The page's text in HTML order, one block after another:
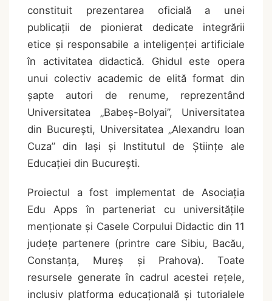
constituit prezentarea oficială a unei
publicații de pionierat dedicate integrării
etice și responsabile a inteligenței artificiale
în activitatea didactică. Ghidul este opera
unui colectiv academic de elită format din
șapte autori de renume, reprezentând
Universitatea „Babeș-Bolyai”, Universitatea
din București, Universitatea „Alexandru Ioan
Cuza” din Iași și Institutul de Științe ale
Educației din București.
Proiectul a fost implementat de Asociația
Edu Apps în parteneriat cu universitățile
menționate și Casele Corpului Didactic din 11
județe partenere (printre care Sibiu, Bacău,
Constanța, Mureș și Prahova). Toate
resursele generate în cadrul acestei rețele,
inclusiv platforma educațională și tutorialele